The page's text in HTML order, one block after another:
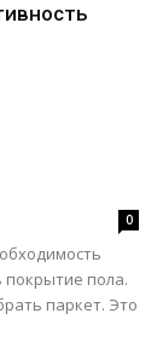
0
покрытие пола.
паркет. Это